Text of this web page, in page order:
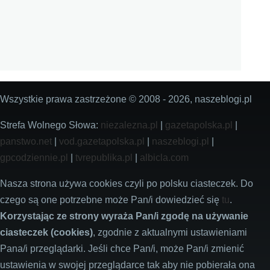
Wszystkie prawa zastrzeżone © 2008 - 2026, naszeblogi.pl
Strefa Wolnego Słowa: niezalezna.pl gazetapolska.pl
panstwo.net
vod.gazetapolska.pl naszeblogi.pl
gpcodziennie.pl
tvrepublika.pl albicla.com
Nasza strona używa cookies czyli po polsku ciasteczek. Do
czego są one potrzebne może Pan/i dowiedzieć się tu.
Korzystając ze strony wyraża Pan/i zgodę na używanie
ciasteczek (cookies), zgodnie z aktualnymi ustawieniami
Pana/i przeglądarki. Jeśli chce Pan/i, może Pan/i zmienić
ustawienia w swojej przeglądarce tak aby nie pobierała ona